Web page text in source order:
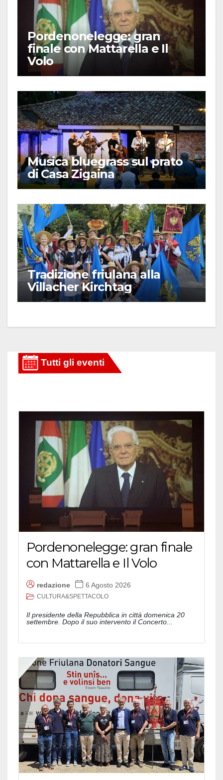
Pordenonelegge: gran
finale con Mattarella e Il
Volo
Musica bluegrass sul prato
di Casa Zigaina
Tradizione friulana alla
Villacher Kirchtag
Pordenonelegge: gran finale
con Mattarella e Il Volo
redazione 6 Agosto 2026
CULTURA&SPETTACOLO
Il presidente della Repubblica in città domenica 20
settembre. Dopo il suo intervento il Concerto...